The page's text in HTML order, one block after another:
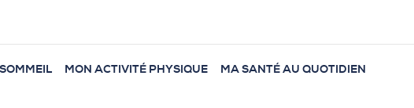
MON ACTIVITÉ PHYSIQUE MA SANTÉ AU QUOTIDIEN